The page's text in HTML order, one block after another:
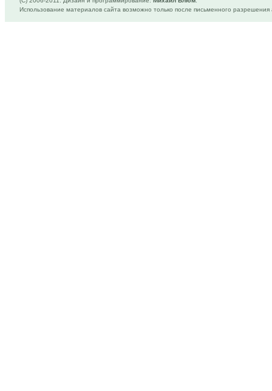
Использование материалов сайта возможно только после письменного разрешения